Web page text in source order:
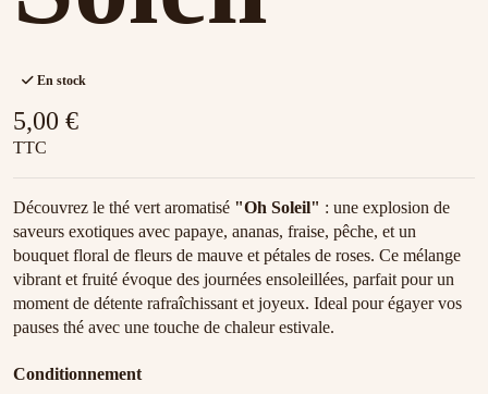
En stock
5,00 €
TTC
Découvrez le thé vert aromatisé "Oh Soleil" : une explosion de
saveurs exotiques avec papaye, ananas, fraise, pêche, et un
bouquet floral de fleurs de mauve et pétales de roses. Ce mélange
vibrant et fruité évoque des journées ensoleillées, parfait pour un
moment de détente rafraîchissant et joyeux. Ideal pour égayer vos
pauses thé avec une touche de chaleur estivale.
Conditionnement